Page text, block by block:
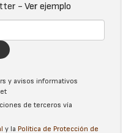
- Ver ejemplo
y avisos informativos
de terceros vía
y la Política de Protección de